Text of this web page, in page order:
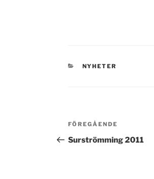
KATEGORIER
NYHETER
Föregående
inlägg
FÖREGÅENDE
Surströmming 2011